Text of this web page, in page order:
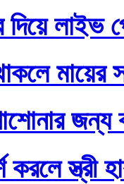
লাইভ
মায়ের
জন্য
স্ত্রী